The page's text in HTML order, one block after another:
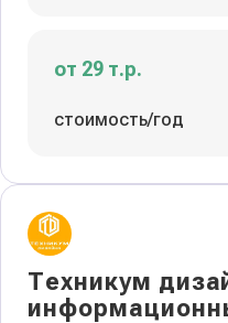
от 29 т.р.
стоимость/год
Техникум